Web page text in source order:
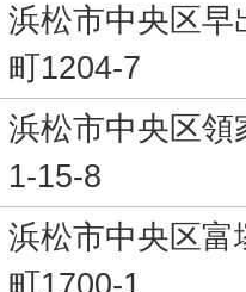
浜松市中央区早
町1204-7
浜松市中央区領
1-15-8
浜松市中央区富
町1700-1